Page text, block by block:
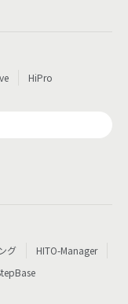
HiPro
グ
HITO-Manager